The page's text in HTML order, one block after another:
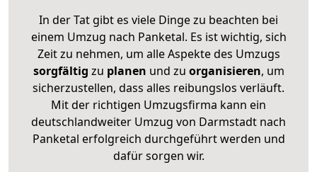
In der Tat gibt es viele Dinge zu beachten bei
einem Umzug nach Panketal. Es ist wichtig, sich
Zeit zu nehmen, um alle Aspekte des Umzugs
sorgfältig zu planen und zu organisieren, um
sicherzustellen, dass alles reibungslos verläuft.
Mit der richtigen Umzugsfirma kann ein
deutschlandweiter Umzug von Darmstadt nach
Panketal erfolgreich durchgeführt werden und
dafür sorgen wir.